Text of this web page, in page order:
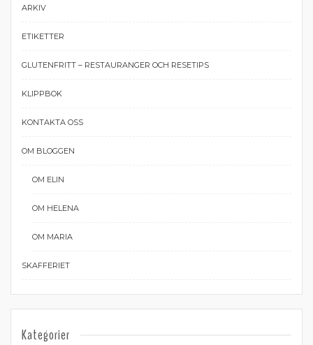
ARKIV
ETIKETTER
GLUTENFRITT – RESTAURANGER OCH RESETIPS
KLIPPBOK
KONTAKTA OSS
OM BLOGGEN
OM ELIN
OM HELENA
OM MARIA
SKAFFERIET
Kategorier